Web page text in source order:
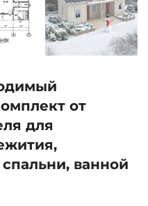
от
для
ванной